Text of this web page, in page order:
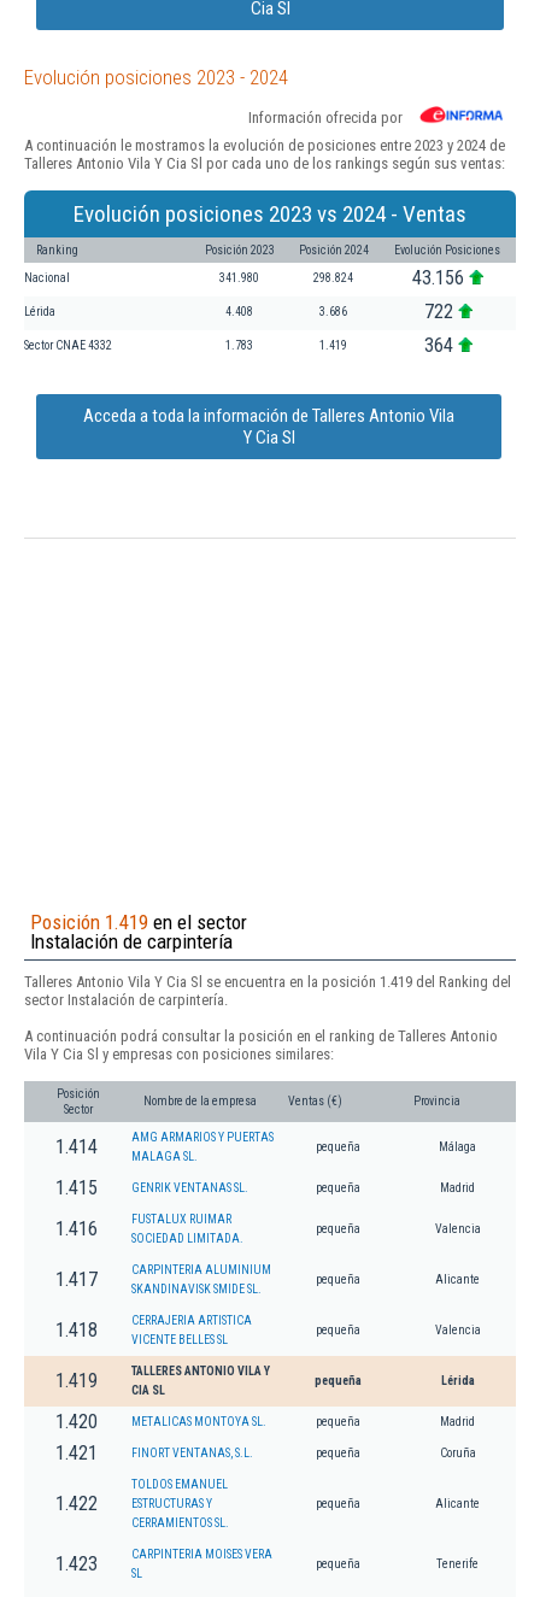
Cia Sl
Evolución posiciones 2023 - 2024
Información ofrecida por
A continuación le mostramos la evolución de posiciones entre 2023 y 2024 de
Talleres Antonio Vila Y Cia Sl por cada uno de los rankings según sus ventas:
Evolución posiciones 2023 vs 2024 - Ventas
Ranking Posición 2023 Posición 2024 Evolución Posiciones
Nacional 341.980 298.824 43.156
Lérida 4.408 3.686 722
Sector CNAE 4332 1.783 1.419 364
Acceda a toda la información de Talleres Antonio Vila
Y Cia Sl
Posición 1.419 en el sector
Instalación de carpintería
Talleres Antonio Vila Y Cia Sl se encuentra en la posición 1.419 del Ranking del
sector Instalación de carpintería.
A continuación podrá consultar la posición en el ranking de Talleres Antonio
Vila Y Cia Sl y empresas con posiciones similares:
Posición
Sector
Nombre de la empresa Ventas (€) Provincia
1.414
AMG ARMARIOS Y PUERTAS
MALAGA SL.
pequeña Málaga
1.415 GENRIK VENTANAS SL. pequeña Madrid
1.416
FUSTALUX RUIMAR
SOCIEDAD LIMITADA.
pequeña Valencia
1.417
CARPINTERIA ALUMINIUM
SKANDINAVISK SMIDE SL.
pequeña Alicante
1.418
CERRAJERIA ARTISTICA
VICENTE BELLES SL
pequeña Valencia
1.419
TALLERES ANTONIO VILA Y
CIA SL
pequeña Lérida
1.420 METALICAS MONTOYA SL. pequeña Madrid
1.421 FINORT VENTANAS, S.L. pequeña Coruña
1.422
TOLDOS EMANUEL
ESTRUCTURAS Y
CERRAMIENTOS SL.
pequeña Alicante
1.423
CARPINTERIA MOISES VERA
SL
pequeña Tenerife